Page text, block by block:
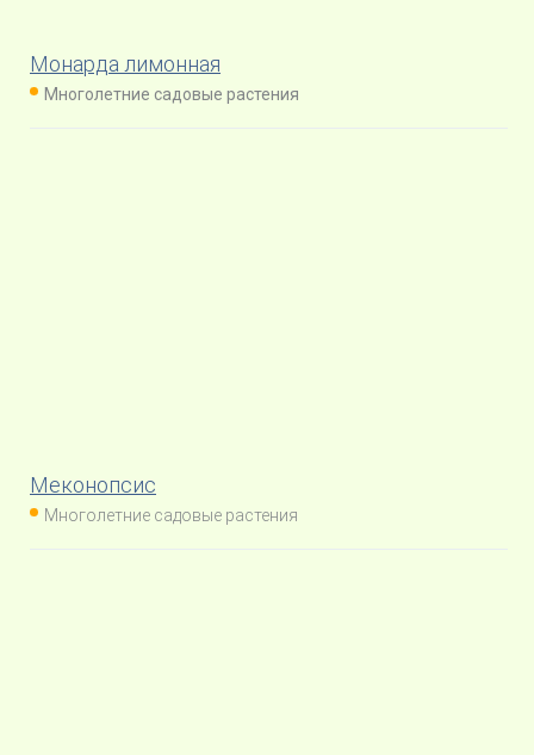
Монарда лимонная
Многолетние садовые растения
Меконопсис
Многолетние садовые растения